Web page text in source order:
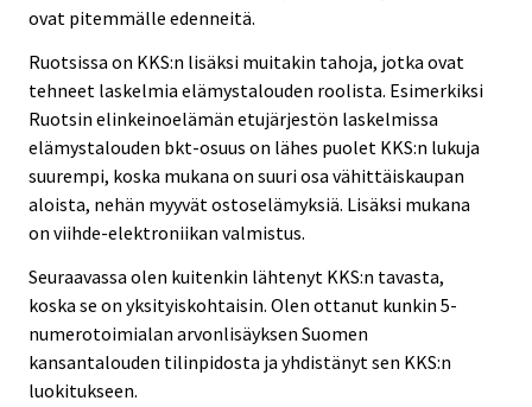
ovat pitemmälle edenneitä.
Ruotsissa on KKS:n lisäksi muitakin tahoja, jotka ovat
tehneet laskelmia elämystalouden roolista. Esimerkiksi
Ruotsin elinkeinoelämän etujärjestön laskelmissa
elämystalouden bkt-osuus on lähes puolet KKS:n lukuja
suurempi, koska mukana on suuri osa vähittäiskaupan
aloista, nehän myyvät ostoselämyksiä. Lisäksi mukana
on viihde-elektroniikan valmistus.
Seuraavassa olen kuitenkin lähtenyt KKS:n tavasta,
koska se on yksityiskohtaisin. Olen ottanut kunkin 5-
numerotoimialan arvonlisäyksen Suomen
kansantalouden tilinpidosta ja yhdistänyt sen KKS:n
luokitukseen.